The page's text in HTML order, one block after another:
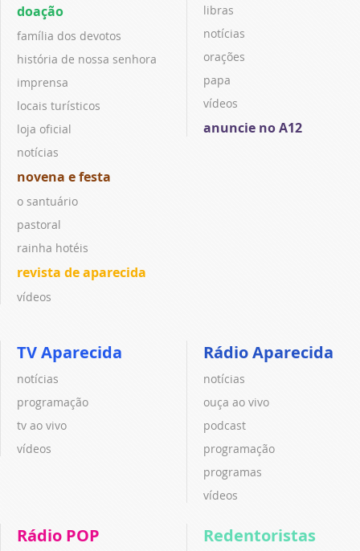
doação
família dos devotos
história de nossa senhora
imprensa
locais turísticos
loja oficial
notícias
novena e festa
o santuário
pastoral
rainha hotéis
revista de aparecida
vídeos
libras
notícias
orações
papa
vídeos
anuncie no A12
TV Aparecida
notícias
programação
tv ao vivo
vídeos
Rádio Aparecida
notícias
ouça ao vivo
podcast
programação
programas
vídeos
Rádio POP Redentoristas